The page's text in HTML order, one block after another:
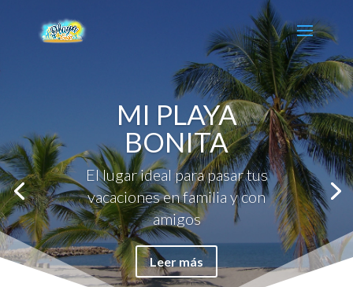
MI PLAYA
BONITA
El lugar ideal para pasar tus
vacaciones en familia y con
amigos
Leer más